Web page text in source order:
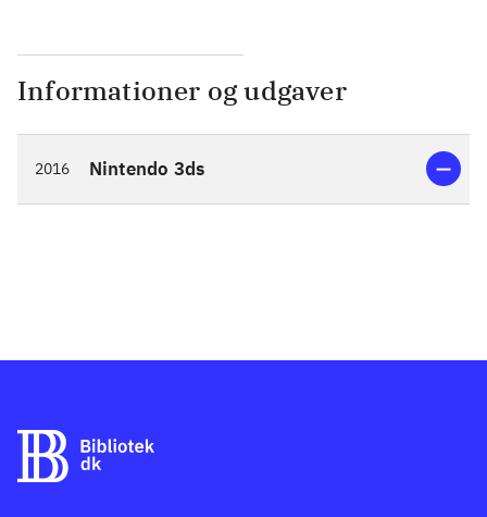
Informationer og udgaver
2016 Nintendo 3ds